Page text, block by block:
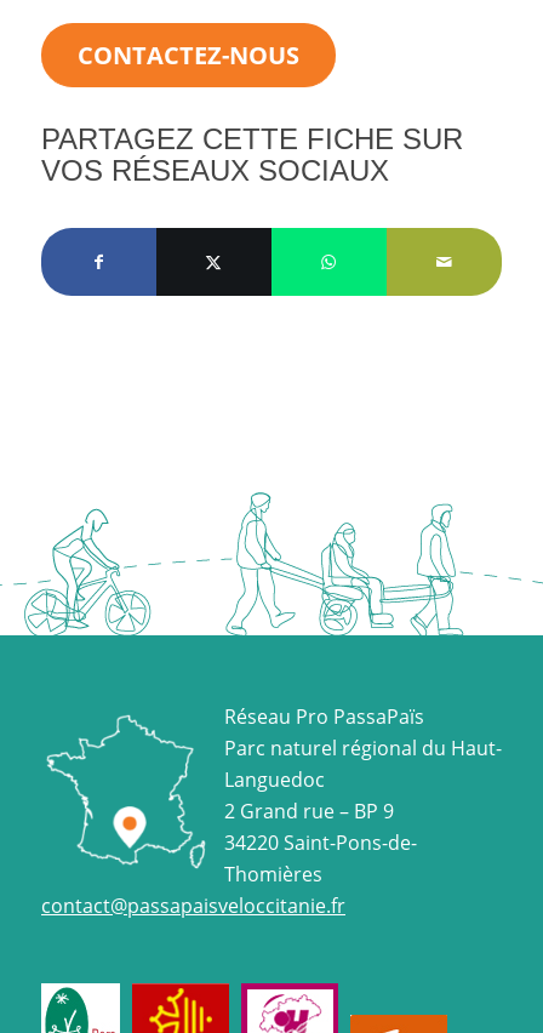
CONTACTEZ-NOUS
PARTAGEZ CETTE FICHE SUR
VOS RÉSEAUX SOCIAUX
Réseau Pro PassaPaïs
Parc naturel régional du Haut-
Languedoc
2 Grand rue – BP 9
34220 Saint-Pons-de-
Thomières
contact@passapaisveloccitanie.fr